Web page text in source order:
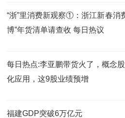
“浙”里消费新观察①：浙江新春消
博”年货清单请查收 每日热议
每日热点:李亚鹏带货火了，概念
化应用，这9股业绩预增
福建GDP突破6万亿元